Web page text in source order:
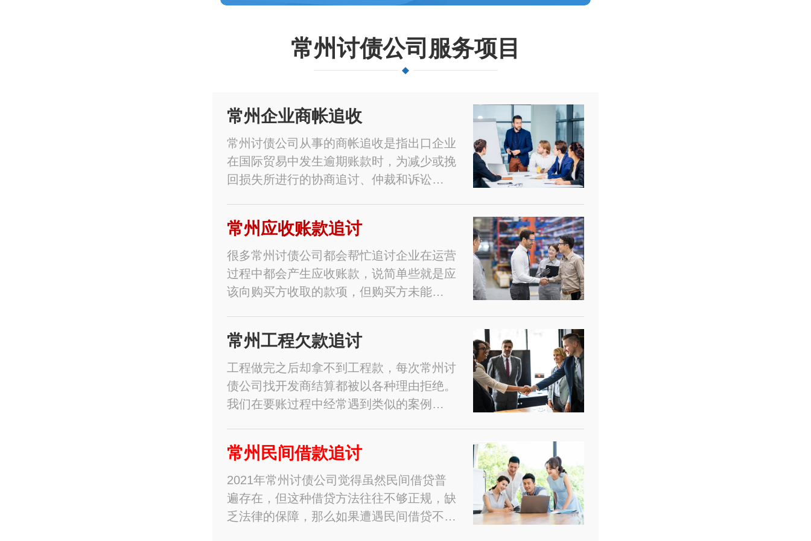
常州讨债公司服务项目
常州企业商帐追收
常州讨债公司从事的商帐追收是指出口企业
在国际贸易中发生逾期账款时，为减少或挽
回损失所进行的协商追讨、仲裁和诉讼…
常州应收账款追讨
很多常州讨债公司都会帮忙追讨企业在运营
过程中都会产生应收账款，说简单些就是应
该向购买方收取的款项，但购买方未能…
常州工程欠款追讨
工程做完之后却拿不到工程款，每次常州讨
债公司找开发商结算都被以各种理由拒绝。
我们在要账过程中经常遇到类似的案例…
常州民间借款追讨
2021年常州讨债公司觉得虽然民间借贷普
遍存在，但这种借贷方法往往不够正规，缺
乏法律的保障，那么如果遭遇民间借贷不…